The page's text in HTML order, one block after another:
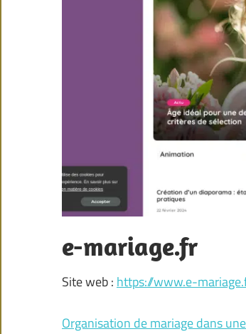
e-mariage.fr
Site web :https://www.e-
Organisation de mariage dans